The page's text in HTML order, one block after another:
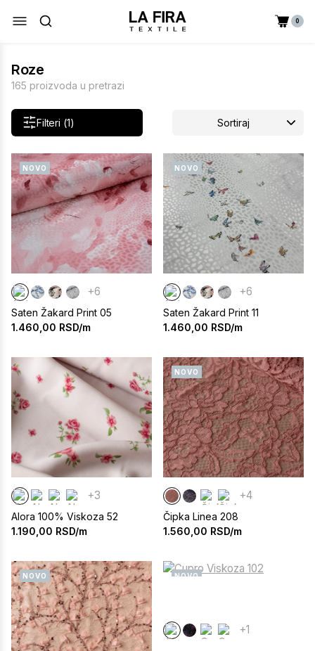
0
Roze
165 proizvoda u pretrazi
Filteri (1) Sortiraj
NOVO
+6
Saten Žakard Print 05
1.460,00 RSD/m
NOVO
+6
Saten Žakard Print 11
1.460,00 RSD/m
+3
Alora 100% Viskoza 52
1.190,00 RSD/m
NOVO
+4
Čipka Linea 208
1.560,00 RSD/m
NOVO NOVO
+1